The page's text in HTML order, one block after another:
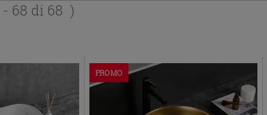
- 68 di 68 )
PROMO